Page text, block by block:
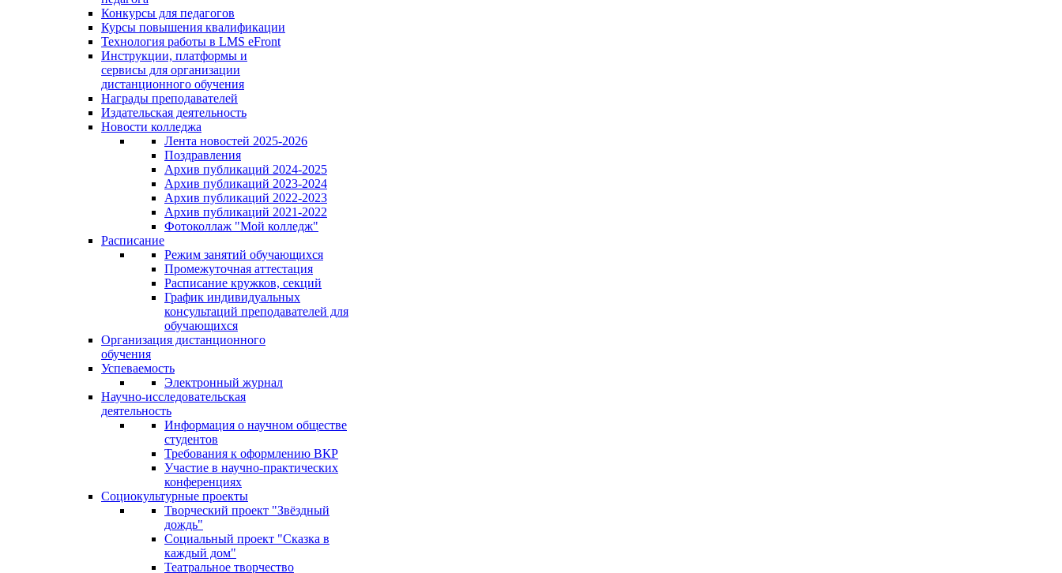
Конкурсы для педагогов
Курсы повышения квалификации
Технология работы в LMS eFront
Инструкции, платформы и
сервисы для организации
дистанционного обучения
Награды преподавателей
Издательская деятельность
Новости колледжа
Лента новостей 2025-2026
Поздравления
Архив публикаций 2024-2025
Архив публикаций 2023-2024
Архив публикаций 2022-2023
Архив публикаций 2021-2022
Фотоколлаж "Мой колледж"
Расписание
Режим занятий обучающихся
Промежуточная аттестация
Расписание кружков, секций
График индивидуальных
консультаций преподавателей для
обучающихся
Организация дистанционного
обучения
Успеваемость
Электронный журнал
Научно-исследовательская
деятельность
Информация о научном обществе
студентов
Требования к оформлению ВКР
Участие в научно-практических
конференциях
Социокультурные проекты
Творческий проект "Звёздный
дождь"
Социальный проект "Сказка в
каждый дом"
Театральное творчество